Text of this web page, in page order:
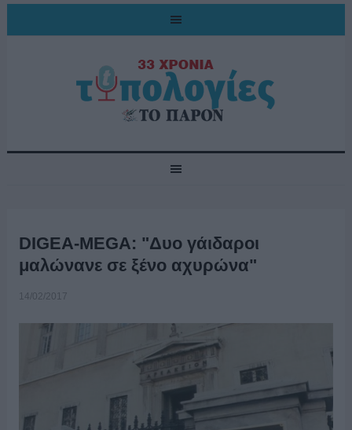
DIGEA-MEGA: "Δυο γάιδαροι
μαλώνανε σε ξένο αχυρώνα"
14/02/2017